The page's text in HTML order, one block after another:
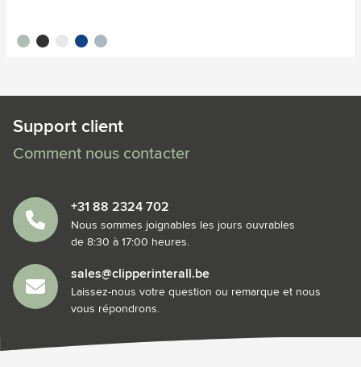
vert tilleul
noir blancbleu bleu nordique
Support client
Comment nous contacter
+31 88 2324 702
Nous sommes joignables les jours ouvrables
de 8:30 à 17:00 heures.
sales@clipperinterall.be
Laissez-nous votre question ou remarque et nous
vous répondrons.